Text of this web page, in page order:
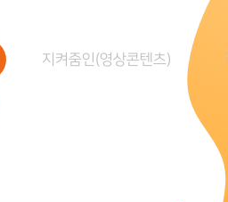
지켜줌인(영상콘텐츠)